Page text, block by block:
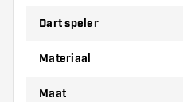
dikte van de flights om
Dart speler
Materiaal
Maat